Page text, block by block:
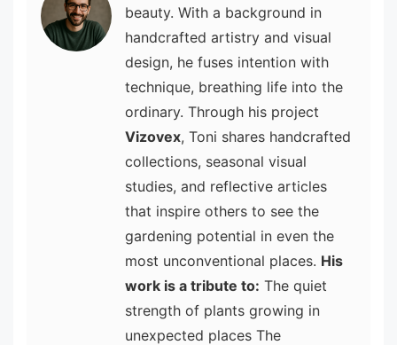
beauty. With a background in
handcrafted artistry and visual
design, he fuses intention with
technique, breathing life into the
ordinary. Through his project
Vizovex, Toni shares handcrafted
collections, seasonal visual
studies, and reflective articles
that inspire others to see the
gardening potential in even the
most unconventional places. His
work is a tribute to: The quiet
strength of plants growing in
unexpected places The